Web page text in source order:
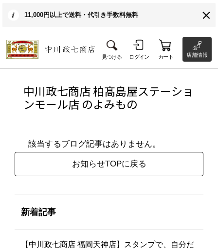
11,000円以上で送料・代引き手数料無料
見つける ログイン カート 店舗情報
中川政七商店 柏髙島屋ステーショ
ンモール店 のよみもの
該当するブログ記事はありません。
お知らせTOPに戻る
新着記事
【中川政七商店 福岡天神店】スタンプで、自分だ